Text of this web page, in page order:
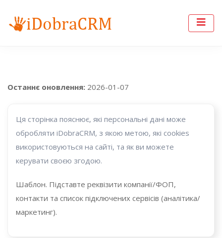
Останнє оновлення: 2026-01-07
Ця сторінка пояснює, які персональні дані може
обробляти iDobraCRM, з якою метою, які cookies
використовуються на сайті, та як ви можете
керувати своєю згодою.
Шаблон. Підставте реквізити компанії/ФОП,
контакти та список підключених сервісів (аналітика/
маркетинг).